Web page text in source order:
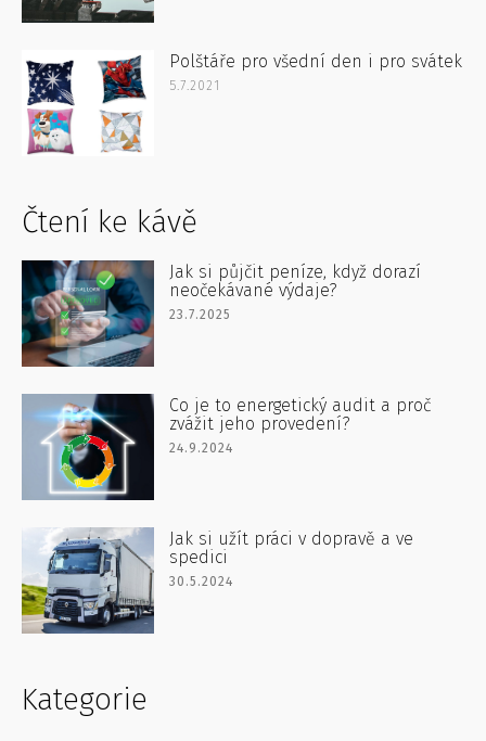
Polštáře pro všední den i pro svátek
5.7.2021
Čtení ke kávě
Jak si půjčit peníze, když dorazí
neočekávané výdaje?
23.7.2025
Co je to energetický audit a proč
zvážit jeho provedení?
24.9.2024
Jak si užít práci v dopravě a ve
spedici
30.5.2024
Kategorie